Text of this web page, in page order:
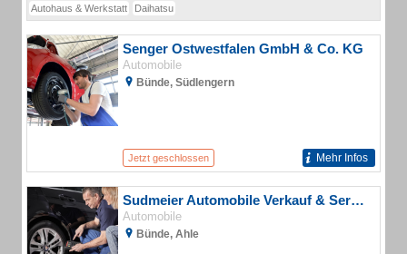
Autohaus & Werkstatt Daihatsu
Senger Ostwestfalen GmbH & Co. KG
Automobile
Bünde, Südlengern
Jetzt geschlossen Mehr Infos
Sudmeier Automobile Verkauf & Service
Automobile
Bünde, Ahle